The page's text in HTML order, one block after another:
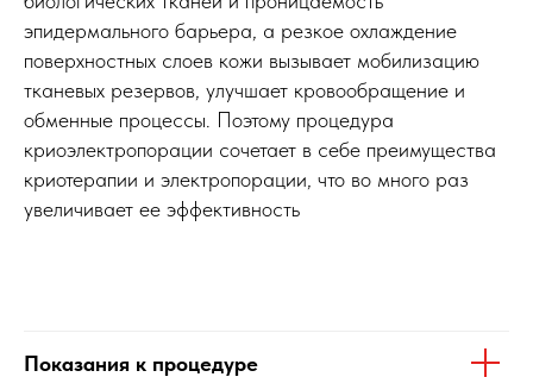
эпидермального барьера, а резкое охлаждение
поверхностных слоев кожи вызывает мобилизацию
тканевых резервов, улучшает кровообращение и
обменные процессы. Поэтому процедура
криоэлектропорации сочетает в себе преимущества
криотерапии и электропорации, что во много раз
увеличивает ее эффективность
Показания к процедуре